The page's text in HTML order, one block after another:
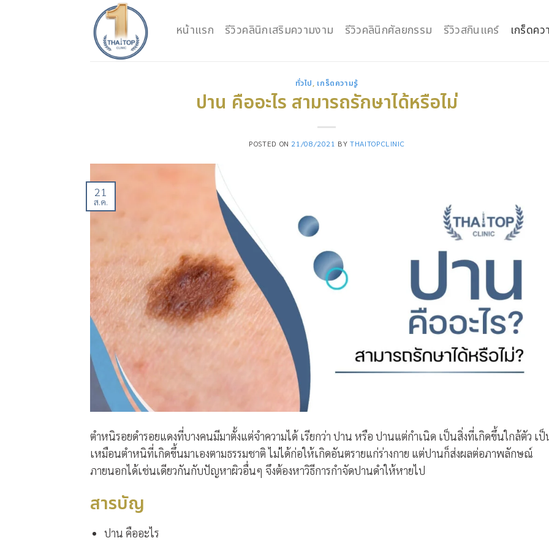
หน้าแรก รีวิวคลินิกเสริมความงาม รีวิวคลินิกศัลยกรรม รีวิวสกินแคร์ เกร็ดค
ทั่วไป, เกร็ดความรู้
ปาน คืออะไร สามารถรักษาได้หรือไม่
POSTED ON 21/08/2021 BYTHAITOPCLINIC
21
ส.ค.
ตำหนิรอยดำรอยแดงที่บางคนมีมาตั้งแต่จำความได้ เรียกว่า ปาน หรือ ปานแต่กำเนิด เป็นสิ่งที่เกิดขึ้นใกล้ตัว เ
เหมือนตำหนิที่เกิดขึ้นมาเองตามธรรมชาติ ไม่ได้ก่อให้เกิดอันตรายแก่ร่างกาย แต่ปานก็ส่งผลต่อภาพลักษณ์
ภายนอกได้เช่นเดียวกันกับปัญหาผิวอื่นๆ จึงต้องหาวิธีการกำจัดปานดำให้หายไป
สารบัญ
ปาน คืออะไร